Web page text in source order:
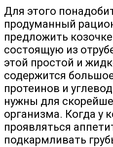
Для этого
продуманный
предложить
состоящую из
этой простой и
содержится
протеинов и
нужны для
организма. Когда у
проявляться
подкармливать